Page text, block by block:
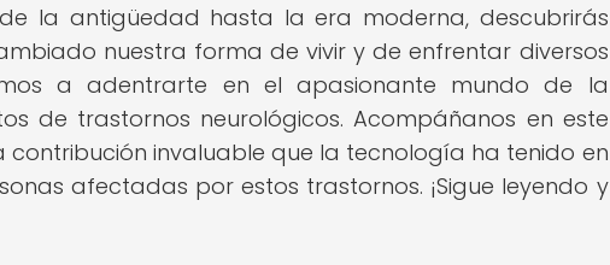
la antigüedad hasta la era moderna, descubrirás
nuestra forma de vivir y de enfrentar diversos
a adentrarte en el apasionante mundo de la
de trastornos neurológicos. Acompáñanos en este
invaluable que la tecnología ha tenido en
afectadas por estos trastornos. ¡Sigue leyendo y